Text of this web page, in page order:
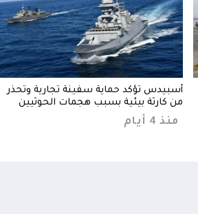
أسبيدس تؤكد حماية سفينة تجارية وتحذر
من كارثة بيئية بسبب هجمات الحوثيين
منذ 4 أيام